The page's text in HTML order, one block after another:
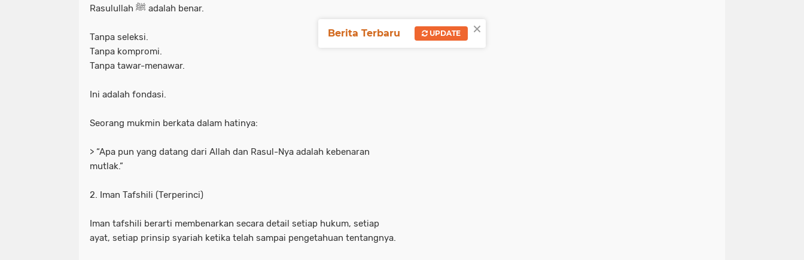
Rasulullah ﷺ adalah benar.
Tanpa seleksi.
Tanpa kompromi.
Tanpa tawar-menawar.
Ini adalah fondasi.
Seorang mukmin berkata dalam hatinya:
> “Apa pun yang datang dari Allah dan Rasul-Nya adalah kebenaran
mutlak.”
2. Iman Tafshili (Terperinci)
Iman tafshili berarti membenarkan secara detail setiap hukum, setiap
ayat, setiap prinsip syariah ketika telah sampai pengetahuan tentangnya.
×
Berita Terbaru UPDATE